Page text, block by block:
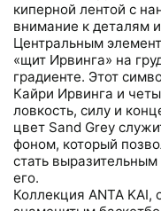
киперной лентой с
внимание к деталям
Центральным
«щит Ирвинга» на
градиенте. Этот
Кайри Ирвинга и
ловкость, силу и
цвет Sand Grey
фоном, который
стать
его.
Коллекция ANTA KAI,